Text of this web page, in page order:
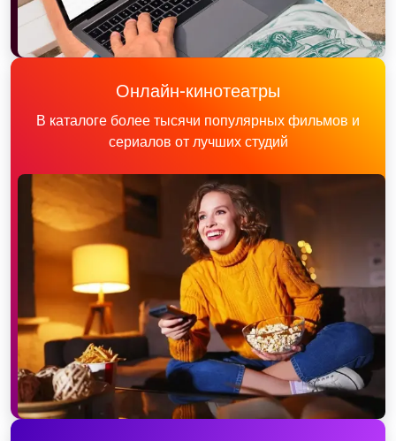
Онлайн-кинотеатры
В каталоге более тысячи популярных фильмов и
сериалов от лучших студий